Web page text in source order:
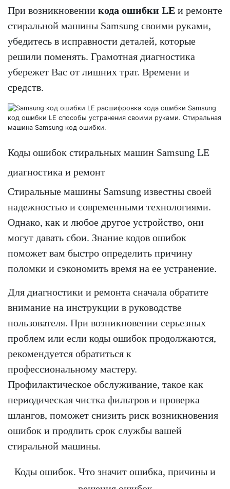
При возникновении кода ошибки LE и ремонте
стиральной машины Samsung своими руками,
убедитесь в исправности деталей, которые
решили поменять. Грамотная диагностика
убережет Вас от лишних трат. Времени и
средств.
Коды ошибок стиральных машин Samsung LE
диагностика и ремонт
Стиральные машины Samsung известны своей
надежностью и современными технологиями.
Однако, как и любое другое устройство, они
могут давать сбои. Знание кодов ошибок
поможет вам быстро определить причину
поломки и сэкономить время на ее устранение.
Для диагностики и ремонта сначала обратите
внимание на инструкции в руководстве
пользователя. При возникновении серьезных
проблем или если коды ошибок продолжаются,
рекомендуется обратиться к
профессиональному мастеру.
Профилактическое обслуживание, такое как
периодическая чистка фильтров и проверка
шлангов, поможет снизить риск возникновения
ошибок и продлить срок службы вашей
стиральной машины.
Коды ошибок. Что значит ошибка, причины и